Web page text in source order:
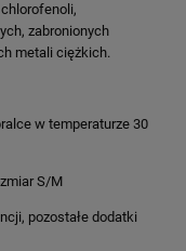
zabronionych
metali ciężkich.
w temperaturze 30
S/M
pozostałe dodatki